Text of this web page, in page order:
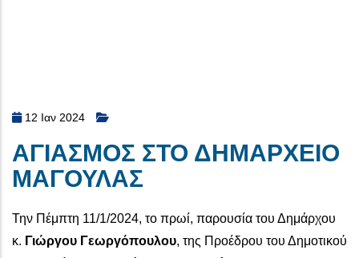
12 Ιαν 2024
ΑΓΙΑΣΜΟΣ ΣΤΟ ΔΗΜΑΡΧΕΙΟ
ΜΑΓΟΥΛΑΣ
Την Πέμπτη 11/1/2024, το πρωί, παρουσία του Δημάρχου
κ. Γιώργου Γεωργόπουλου, της Προέδρου του Δημοτικού